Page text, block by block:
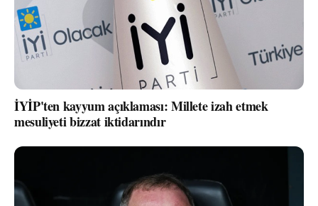
İYİP'ten kayyum açıklaması: Millete izah etmek
mesuliyeti bizzat iktidarındır